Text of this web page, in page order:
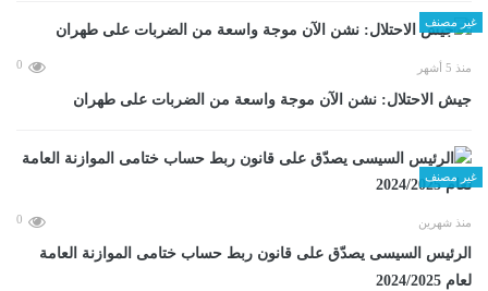
غير مصنف
منذ 5 أشهر 0
جيش الاحتلال: نشن الآن موجة واسعة من الضربات على طهران
غير مصنف
منذ شهرين 0
الرئيس السيسى يصدّق على قانون ربط حساب ختامى الموازنة العامة
لعام 2024/2025